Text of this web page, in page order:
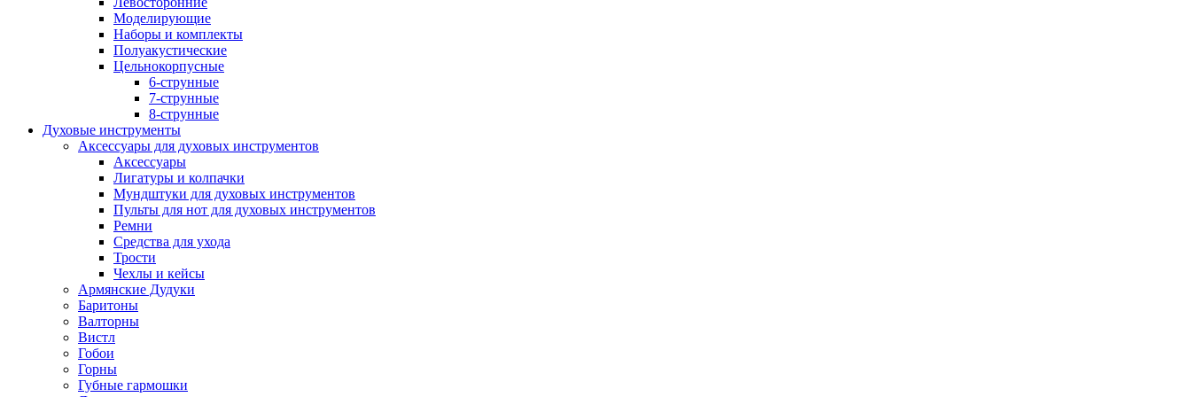
Моделирующие
Наборы и комплекты
Полуакустические
Цельнокорпусные
6-струнные
7-струнные
8-струнные
Духовые инструменты
Аксессуары для духовых инструментов
Аксессуары
Лигатуры и колпачки
Мундштуки для духовых инструментов
Пульты для нот для духовых инструментов
Ремни
Средства для ухода
Трости
Чехлы и кейсы
Армянские Дудуки
Баритоны
Валторны
Вистл
Гобои
Горны
Губные гармошки